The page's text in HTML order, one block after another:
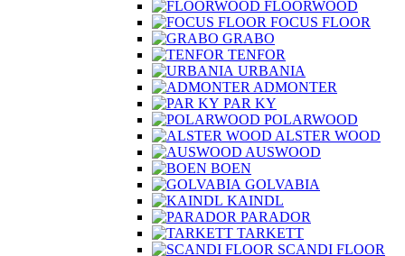
FLOORWOOD
FOCUS FLOOR
GRABO
TENFOR
URBANIA
ADMONTER
PAR KY
POLARWOOD
ALSTER WOOD
AUSWOOD
BOEN
GOLVABIA
KAINDL
PARADOR
TARKETT
SCANDI FLOOR